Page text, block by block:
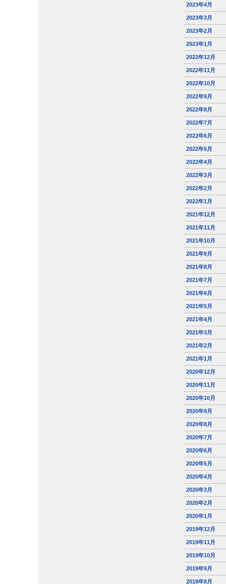
2023年4月
2023年3月
2023年2月
2023年1月
2022年12月
2022年11月
2022年10月
2022年9月
2022年8月
2022年7月
2022年6月
2022年5月
2022年4月
2022年3月
2022年2月
2022年1月
2021年12月
2021年11月
2021年10月
2021年9月
2021年8月
2021年7月
2021年6月
2021年5月
2021年4月
2021年3月
2021年2月
2021年1月
2020年12月
2020年11月
2020年10月
2020年9月
2020年8月
2020年7月
2020年6月
2020年5月
2020年4月
2020年3月
2020年2月
2020年1月
2019年12月
2019年11月
2019年10月
2019年9月
2019年8月